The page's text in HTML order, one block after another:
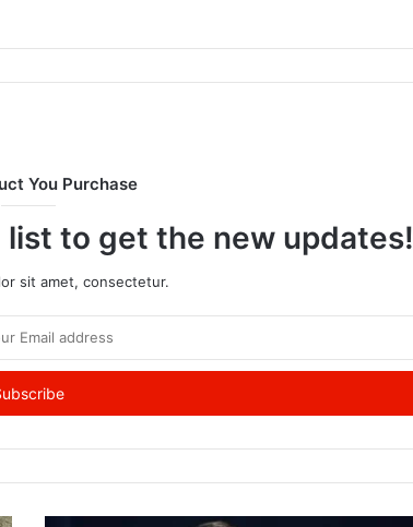
You Purchase
to get the new updates!
sit amet, consectetur.